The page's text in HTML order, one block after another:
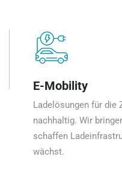
E-Mobility
Ladelösungen für die
nachhaltig. Wir
schaffen
wächst.